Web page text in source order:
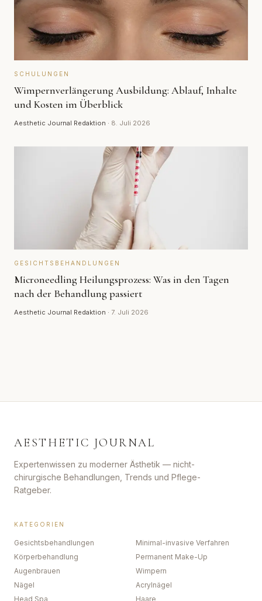
SCHULUNGEN
Wimpernverlängerung Ausbildung: Ablauf, Inhalte
und Kosten im Überblick
Aesthetic Journal Redaktion · 8. Juli 2026
GESICHTSBEHANDLUNGEN
Microneedling Heilungsprozess: Was in den Tagen
nach der Behandlung passiert
Aesthetic Journal Redaktion · 7. Juli 2026
AESTHETIC JOURNAL
Expertenwissen zu moderner Ästhetik — nicht-
chirurgische Behandlungen, Trends und Pflege-
Ratgeber.
KATEGORIEN
Gesichtsbehandlungen
Minimal-invasive Verfahren
Körperbehandlung
Permanent Make-Up
Augenbrauen
Wimpern
Nägel
Acrylnägel
Head Spa
Haare